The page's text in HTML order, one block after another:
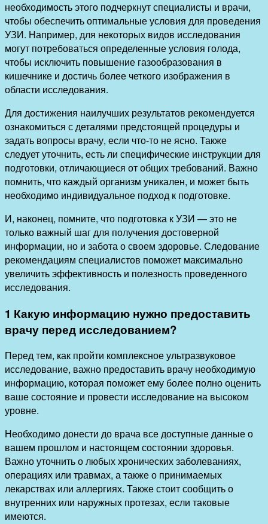
необходимость этого подчеркнут специалисты и врачи,
чтобы обеспечить оптимальные условия для проведения
УЗИ. Например, для некоторых видов исследования
могут потребоваться определенные условия голода,
чтобы исключить повышение газообразования в
кишечнике и достичь более четкого изображения в
области исследования.
Для достижения наилучших результатов рекомендуется
ознакомиться с деталями предстоящей процедуры и
задать вопросы врачу, если что-то не ясно. Также
следует уточнить, есть ли специфические инструкции для
подготовки, отличающиеся от общих требований. Важно
помнить, что каждый организм уникален, и может быть
необходимо индивидуальное подход к подготовке.
И, наконец, помните, что подготовка к УЗИ — это не
только важный шаг для получения достоверной
информации, но и забота о своем здоровье. Следование
рекомендациям специалистов поможет максимально
увеличить эффективность и полезность проведенного
исследования.
1 Какую информацию нужно предоставить
врачу перед исследованием?
Перед тем, как пройти комплексное ультразвуковое
исследование, важно предоставить врачу необходимую
информацию, которая поможет ему более полно оценить
ваше состояние и провести исследование на высоком
уровне.
Необходимо донести до врача все доступные данные о
вашем прошлом и настоящем состоянии здоровья.
Важно уточнить о любых хронических заболеваниях,
операциях или травмах, а также о принимаемых
лекарствах или аллергиях. Также стоит сообщить о
внутренних или наружных протезах, если таковые
имеются.